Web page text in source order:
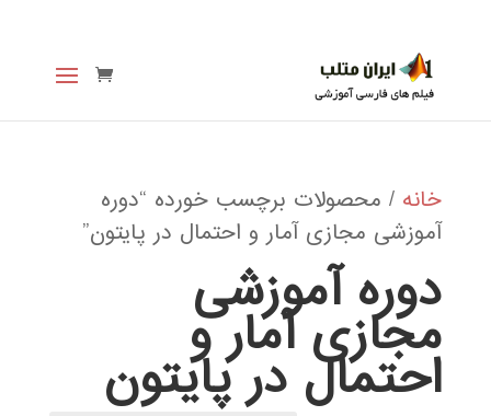
خانه / محصولات برچسب خورده “دوره
آموزشی مجازی آمار و احتمال در پایتون”
دوره آموزشی
مجازی آمار و
احتمال در پایتون